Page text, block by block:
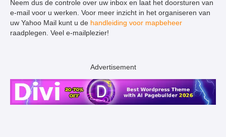
Neem dus de controle over uw inbox en laat het doorsturen van
e-mail voor u werken. Voor meer inzicht in het organiseren van
uw Yahoo Mail kunt u de handleiding voor mapbeheer
raadplegen. Veel e-mailplezier!
Advertisement